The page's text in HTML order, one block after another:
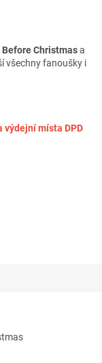
Christmasa
všechny fanoušky i
výdejní místa DPD